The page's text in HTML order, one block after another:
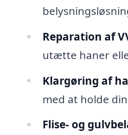
Reparation af
utætte haner
Klargøring af
med at holde
Flise- og